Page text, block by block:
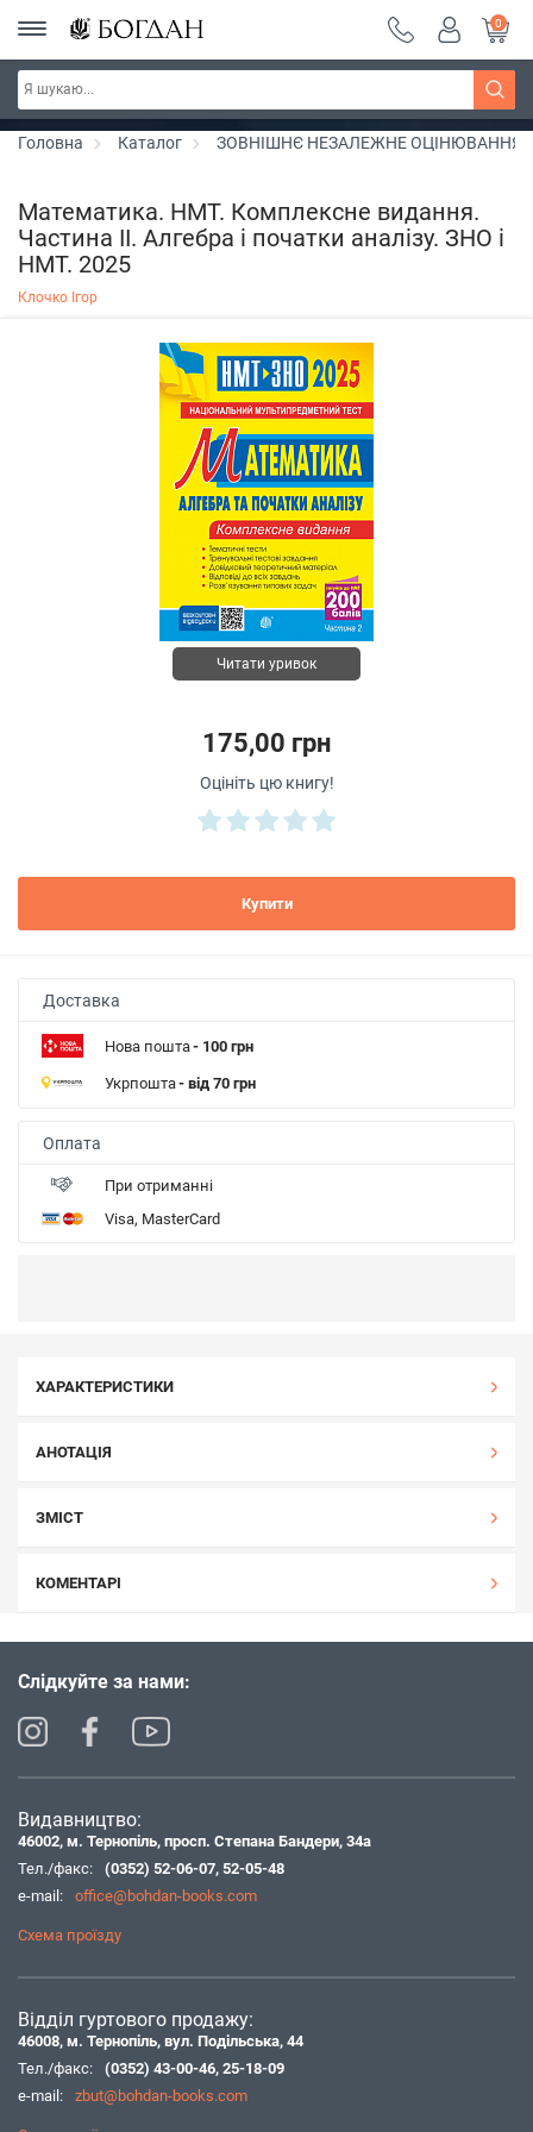
РОЗПРОДАЖ ~ 150 грн ~ 200 грн ~ 250 грн ~
300 грн ~ РОЗПРОДАЖ
Дізнатись більше
0
Головна Каталог ЗОВНІШНЄ НЕЗАЛЕЖНЕ ОЦІНЮВАННЯ
Математика. НМТ. Комплексне видання.
Частина ІІ. Алгебра і початки аналізу. ЗНО і
НМТ. 2025
Клочко Ігор
Читати уривок
175,00 грн
Оцініть цю книгу!
Купити
Доставка
Нова пошта- 100 грн
Укрпошта- від 70 грн
Оплата
При отриманні
Visa, MasterCard
ХАРАКТЕРИСТИКИ
АНОТАЦІЯ
ЗМІСТ
КОМЕНТАРІ
Слідкуйте за нами:
Видавництво:
46002, м. Тернопіль, просп. Степана Бандери, 34а
Тел./факс:
(0352) 52-06-07, 52-05-48
e-mail:
office@bohdan-books.com
Схема проїзду
Відділ гуртового продажу:
46008, м. Тернопіль, вул. Подільська, 44
Тел./факс:
(0352) 43-00-46, 25-18-09
e-mail:
zbut@bohdan-books.com